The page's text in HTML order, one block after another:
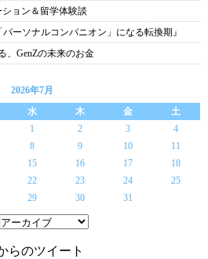
ョン＆留学体験談
ーソナルコンパニオン」になる転換期』
、GenZの未来のお金
2026年7月
水 木 金
土
1
2 3
4
8 9 10
11
15 16 17
18
22 23 24
25
29 30 31
らのツイート